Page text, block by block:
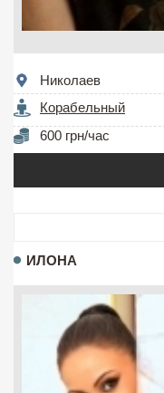
Николаев
Корабельный
600 грн/час
ИЛОНА